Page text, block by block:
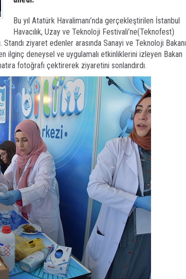
Bu yıl Atatürk Havalimanı’nda gerçekleştirilen İstanbul
Havacılık, Uzay ve Teknoloji Festivali’ne(Teknofest)
ziyaret edenler arasında Sanayi ve Teknoloji Bakanı
ilginç deneysel ve uygulamalı etkinliklerini izleyen Bakan
fotoğrafı çektirerek ziyaretini sonlandırdı.